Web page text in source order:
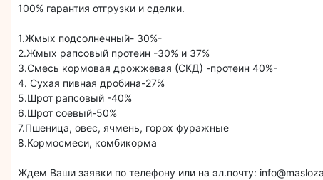
100% гарантия отгрузки и сделки.
1.Жмых подсолнечный- 30%-
2.Жмых рапсовый протеин -30% и 37%
3.Смесь кормовая дрожжевая (СКД) -протеин 40%-
4. Сухая пивная дробина-27%
5.Шрот рапсовый -40%
6.Шрот соевый-50%
7.Пшеница, овес, ячмень, горох фуражные
8.Кормосмеси, комбикорма
Ждем Ваши заявки по телефону или на эл.почту: